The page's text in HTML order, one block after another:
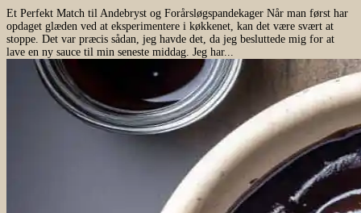
Et Perfekt Match til Andebryst og Forårsløgspandekager Når man først har
opdaget glæden ved at eksperimentere i køkkenet, kan det være svært at
stoppe. Det var præcis sådan, jeg havde det, da jeg besluttede mig for at
lave en ny sauce til min seneste middag. Jeg har...